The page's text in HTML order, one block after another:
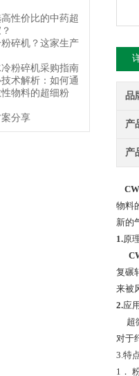
性价比的中药超
碎机？这家生产
粉碎机采购指南
术解析：如何通
物料的超细粉
分享
品
产
产
物料
新的
1.原
复碾
来被
2.应
超
对于
3.特
1．